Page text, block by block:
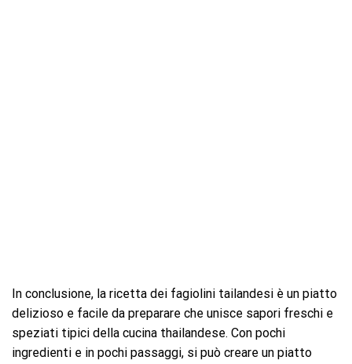
In conclusione, la ricetta dei fagiolini tailandesi è un piatto
delizioso e facile da preparare che unisce sapori freschi e
speziati tipici della cucina thailandese. Con pochi
ingredienti e in pochi passaggi, si può creare un piatto